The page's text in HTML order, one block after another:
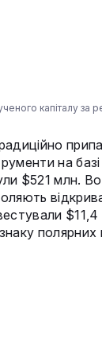
капіталу за
на
$521 млн.
$11,4
полярних